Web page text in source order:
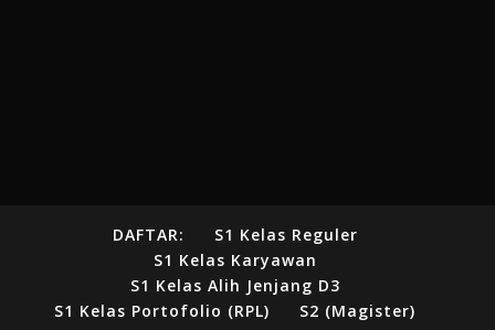
DAFTAR:
S1 Kelas Reguler
S1 Kelas Karyawan
S1 Kelas Alih Jenjang D3
S1 Kelas Portofolio (RPL)
S2 (Magister)